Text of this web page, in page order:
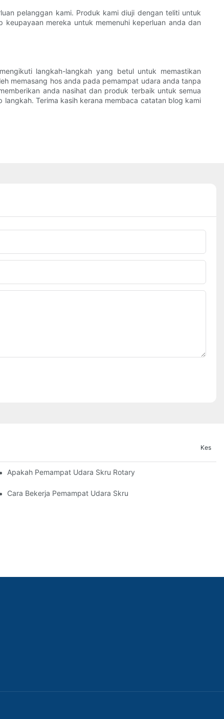
pelanggan kami. Produk kami diuji dengan teliti untuk
mereka untuk memenuhi keperluan anda dan
langkah-langkah yang betul untuk memastikan
memasang hos anda pada pemampat udara anda tanpa
anda nasihat dan produk terbaik untuk semua
Terima kasih kerana membaca catatan blog kami
Kes
Apakah Pemampat Udara Skru Rotary
Cara Bekerja Pemampat Udara Skru